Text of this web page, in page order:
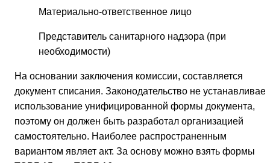
Материально-ответственное лицо
Представитель санитарного надзора (при
необходимости)
На основании заключения комиссии, составляется
документ списания. Законодательство не устанавливает
использование унифицированной формы документа,
поэтому он должен быть разработал организацией
самостоятельно. Наиболее распространенным
вариантом являет акт. За основу можно взять формы